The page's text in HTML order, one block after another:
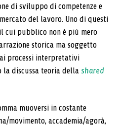
di sviluppo di competenze e
del lavoro. Uno di questi
cui pubblico non è più mero
storica ma soggetto
processi interpretativi
discussa teoria della shared
muoversi in costante
movimento, accademia/agorà,